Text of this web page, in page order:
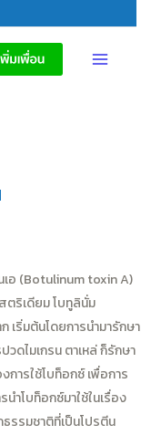
อ (Botulinum toxin A)
ตริเดียม โบทูลินั่ม
เริ่มต้นโดยการนำมารักษา
ดไมเกรน ตาเหล่ ก็รักษา
ารใช้โบท็อกซ์ เพื่อการ
ำโบท็อกซ์มาใช้ในเรื่อง
รรมชาติที่เป็นโปรตีน